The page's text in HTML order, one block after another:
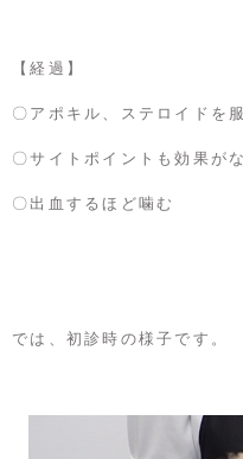
【経過】
〇アポキル、ステロイドを
〇サイトポイントも効果が
〇出血するほど噛む
では、初診時の様子です。